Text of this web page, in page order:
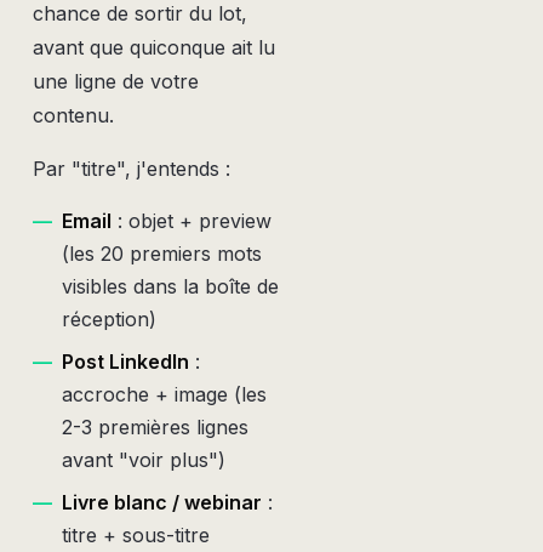
chance de sortir du lot,
avant que quiconque ait lu
une ligne de votre
contenu.
Par "titre", j'entends :
— Email : objet + preview
(les 20 premiers mots
visibles dans la boîte de
réception)
— Post LinkedIn :
accroche + image (les
2-3 premières lignes
avant "voir plus")
— Livre blanc / webinar :
titre + sous-titre